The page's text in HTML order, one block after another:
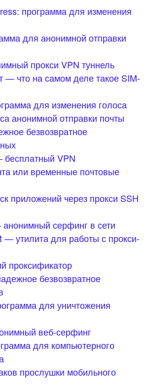
программа для изменения
для анонимной отправки
прокси VPN туннель
— что на самом деле такое SIM-
для изменения голоса
анонимной отправки почты
безвозвратное
VPN
или временные почтовые
приложений через прокси SSH
серфинг в сети
— утилита для работы с прокси-
проксификатор
безвозвратное
для уничтожения
веб-серфинг
для компьютерного
прослушки мобильного